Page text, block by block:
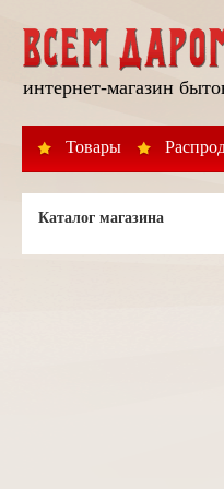
интернет-магазин
Товары
Каталог магазина